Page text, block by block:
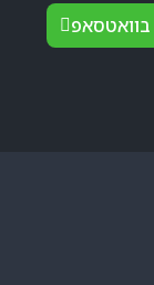
בוואטסאפ